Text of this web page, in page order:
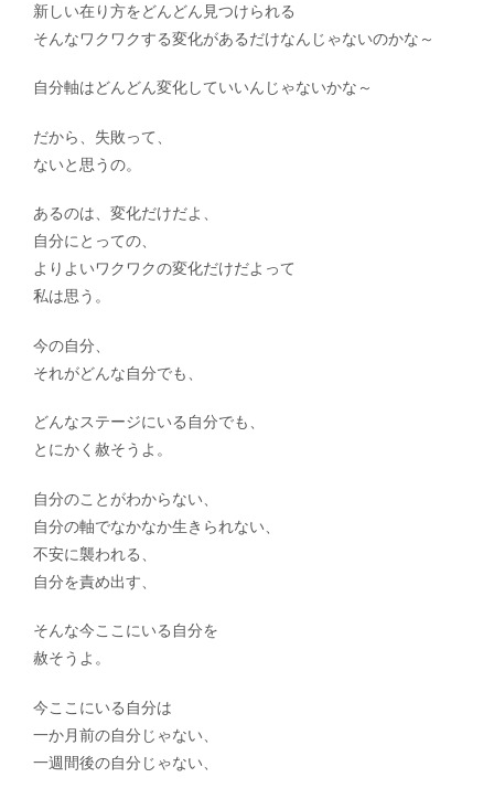
新しい在り方をどんどん見つけられる
そんなワクワクする変化があるだけなんじゃないのかな～
自分軸はどんどん変化していいんじゃないかな～
だから、失敗って、
ないと思うの。
あるのは、変化だけだよ、
自分にとっての、
よりよいワクワクの変化だけだよって
私は思う。
今の自分、
それがどんな自分でも、
どんなステージにいる自分でも、
とにかく赦そうよ。
自分のことがわからない、
自分の軸でなかなか生きられない、
不安に襲われる、
自分を責め出す、
そんな今ここにいる自分を
赦そうよ。
今ここにいる自分は
一か月前の自分じゃない、
一週間後の自分じゃない、